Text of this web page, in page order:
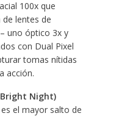
100x que
lentes de
uno óptico 3x y
con Dual Pixel
tomas nítidas
acción.
Night)
el mayor salto de